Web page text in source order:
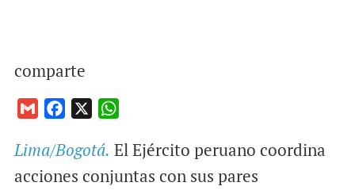
comparte
a
i
c
e
a
t
Lima/Bogotá. El Ejército peruano coordina
acciones conjuntas con sus pares